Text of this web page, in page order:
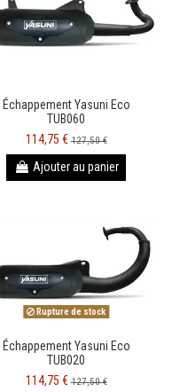
Échappement Yasuni Eco
TUB060
114,75 € 127,50 €
Ajouter au panier
Rupture de stock
Échappement Yasuni Eco
TUB020
114,75 € 127,50 €